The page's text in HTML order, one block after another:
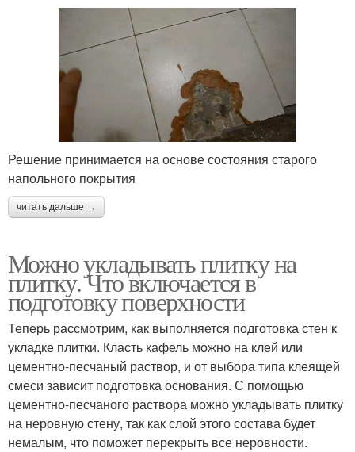
Решение принимается на основе состояния старого
напольного покрытия
читать дальше →
Можно укладывать плитку на
плитку. Что включается в
подготовку поверхности
Теперь рассмотрим, как выполняется подготовка стен к
укладке плитки. Класть кафель можно на клей или
цементно-песчаный раствор, и от выбора типа клеящей
смеси зависит подготовка основания. С помощью
цементно-песчаного раствора можно укладывать плитку
на неровную стену, так как слой этого состава будет
немалым, что поможет перекрыть все неровности.